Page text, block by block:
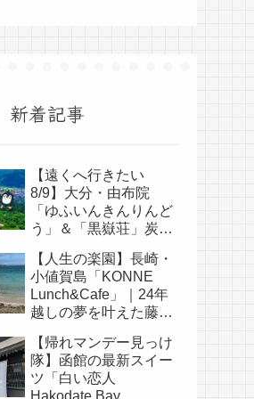
新着記事
【遠くへ行きたい
8/9】大分・由布院
「ゆふいんきんりんど
う」＆「黒嶽荘」炭酸
【人生の楽園】長崎・
小値賀島「KONNE
Lunch&Cafe」｜24年
越しの夢を叶えた藤田
【帰れマンデー見っけ
隊】函館の最新スイー
ツ「白い恋人
Hakodate Bay